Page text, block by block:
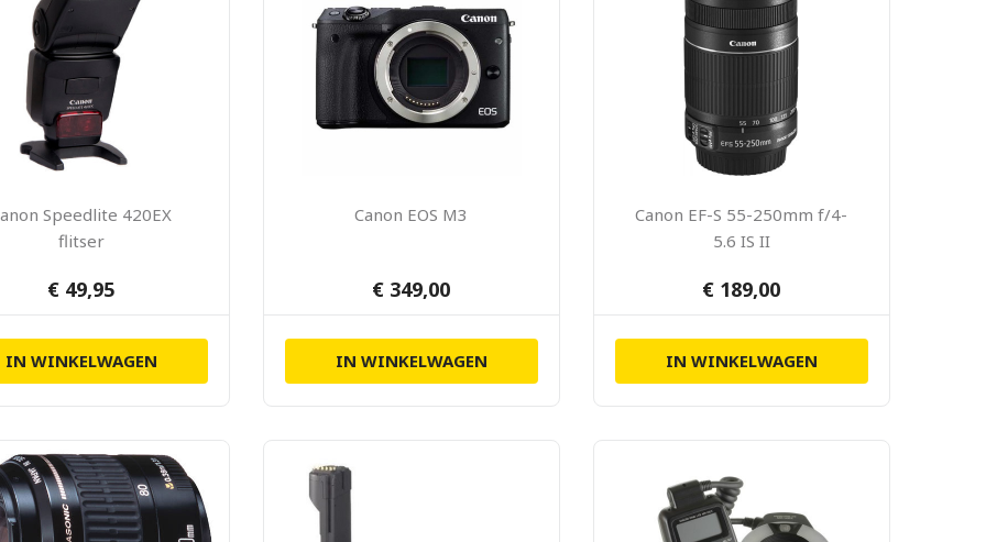
Speedlite 420EX
flitser
€ 49,95
IN WINKELWAGEN
Canon EOS M3
€ 349,00
IN WINKELWAGEN
Canon EF-S 55-250mm f/4-
5.6 IS II
€ 189,00
IN WINKELWAGEN